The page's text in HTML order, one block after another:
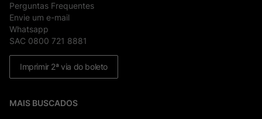
Perguntas Frequentes
Envie um e-mail
Whatsapp
SAC 0800 721 8881
Imprimir 2ª via do boleto
MAIS BUSCADOS